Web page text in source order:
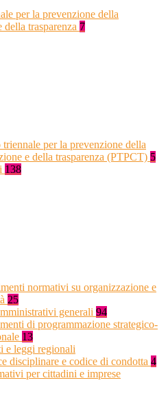
per la prevenzione della
della trasparenza 7
triennale per la prevenzione della
e della trasparenza (PTPCT) 5
138
normativi su organizzazione e
25
generali 94
di programmazione strategico-
13
e leggi regionali
disciplinare e codice di condotta 4
per cittadini e imprese